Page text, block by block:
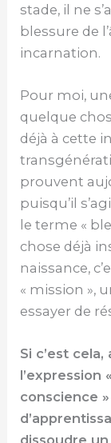
stade, il ne
blessure de
incarnation.
Pour moi,
quelque
déjà à cette
prouvent
puisqu’il
le terme «
chose déjà
naissance,
« mission »,
essayer de
Si c’est
l’expression
conscience